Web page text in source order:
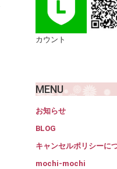
カウント
MENU
お知らせ
BLOG
キャンセルポリシーに
mochi-mochi